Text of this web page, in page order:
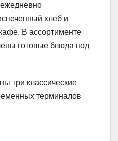
хлеб и
В ассортименте
готовые блюда под
три классические
терминалов